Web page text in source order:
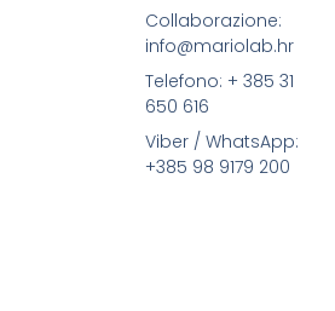
Collaborazione:
info@mariolab.hr
Telefono: + 385 31
650 616
Viber / WhatsApp:
+385 98 9179 200